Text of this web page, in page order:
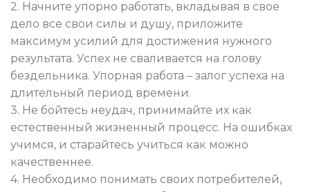
2. Начните упорно работать, вкладывая в свое
дело все свои силы и душу, приложите
максимум усилий для достижения нужного
результата. Успех не сваливается на голову
бездельника. Упорная работа – залог успеха на
длительный период времени.
3. Не бойтесь неудач, принимайте их как
естественный жизненный процесс. На ошибках
учимся, и старайтесь учиться как можно
качественнее.
4. Необходимо понимать своих потребителей,